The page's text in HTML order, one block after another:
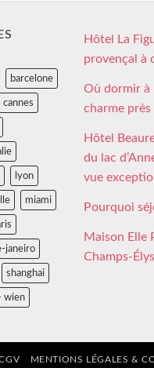
barcelone
cannes
lyon
miami
janeiro
shanghai
wien
Hôtel La
provençal à
Où dormir à
charme
Hôtel
du lac
vue
Pourquoi
Maison Elle
Champs-
MENTIONS LÉGALES &